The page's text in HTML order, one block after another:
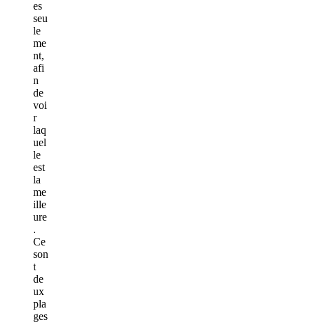
es
seu
le
me
nt,
afi
n
de
voi
r
laq
uel
le
est
la
me
ille
ure
.
Ce
son
t
de
ux
pla
ges